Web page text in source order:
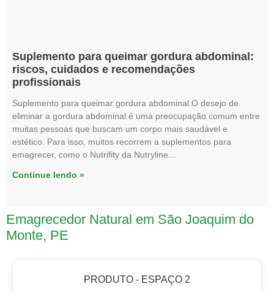
Suplemento para queimar gordura abdominal:
riscos, cuidados e recomendações
profissionais
Suplemento para queimar gordura abdominal O desejo de
eliminar a gordura abdominal é uma preocupação comum entre
muitas pessoas que buscam um corpo mais saudável e
estético. Para isso, muitos recorrem a suplementos para
emagrecer, como o Nutrifity da Nutryline
Continue lendo »
Emagrecedor Natural em São Joaquim do
Monte, PE
PRODUTO - ESPAÇO 2